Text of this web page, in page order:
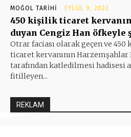
MOĞOL TARIHI EYLÜL 9, 2022
450 kişilik ticaret
duyan Cengiz Han öfkeyle
Otrar faciası olarak geçen ve 450
ticaret kervanının
tarafından katledilmesi hadisesi
fitilleyen...
REKLAM